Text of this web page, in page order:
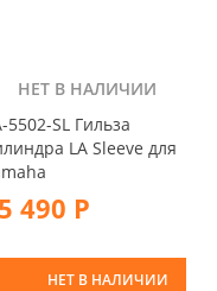
НЕТ В НАЛИЧИИ
5502-SL Гильза
LA Sleeve для
490 Р
НЕТ В НАЛИЧИИ